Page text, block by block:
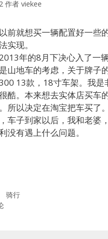
作者 viekee
前就想买一辆配置好一些
实现。
年的8月下决心入了一
山地车的考虑，关于牌子
13款，18寸车架。我
酷。本来想去实体店买车
所以决定在淘宝把车买了
车子到家以后，我和老婆
没有遇上什么问题。
骑行